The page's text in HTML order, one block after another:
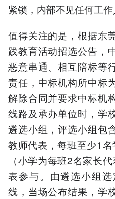
紧锁，内部不见任何工作
值得关注的是，根据东
践教育活动招选公告，
恶意串通、相互陪标等
责任，中标机构所中标
解除合同并要求中标机
线路及承办单位时，学
遴选小组，评选小组包
教师代表，每班至少1
（小学为每班2名家长
表参与。由遴选小组
线，当场公布结果，学